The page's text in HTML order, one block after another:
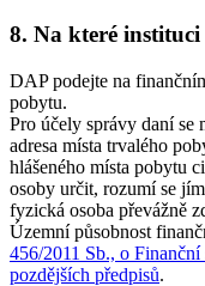
8. Na které
DAP podejte na
pobytu.
Pro účely správy daní se
adresa místa trvalého
hlášeného místa pobytu
osoby určit, rozumí se
fyzická osoba převážně
Územní působnost
456/2011 Sb., o
pozdějších předpisů.